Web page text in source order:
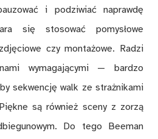
i podziwiać naprawdę
się stosować pomysłowe
czy montażowe. Radzi
wymagającymi — bardzo
sekwencję walk ze strażnikami
są również sceny z zorzą
Do tego Beeman